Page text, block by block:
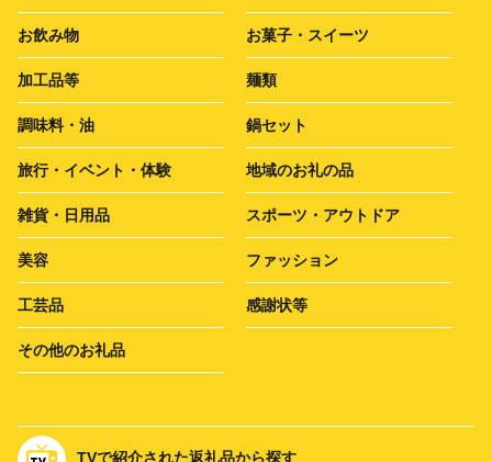
お飲み物 お菓子・スイーツ
加工品等 麺類
調味料・油 鍋セット
旅行・イベント・体験 地域のお礼の品
雑貨・日用品 スポーツ・アウトドア
美容 ファッション
工芸品 感謝状等
その他のお礼品
TVで紹介された返礼品から探す